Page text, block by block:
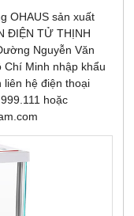
OHAUS sản xuất
ĐIỆN TỬ THỊNH
Nguyễn Văn
Chí Minh nhập khẩu
liên hệ điện thoại
hoặc